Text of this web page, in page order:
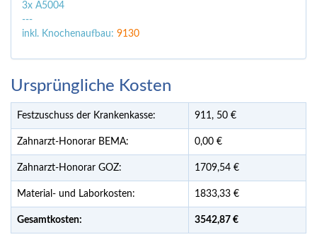
3x Ä5004
---
inkl. Knochenaufbau: 9130
Ursprüngliche Kosten
Festzuschuss der Krankenkasse: 911, 50 €
Zahnarzt-Honorar BEMA: 0,00 €
Zahnarzt-Honorar GOZ: 1709,54 €
Material- und Laborkosten: 1833,33 €
Gesamtkosten: 3542,87 €